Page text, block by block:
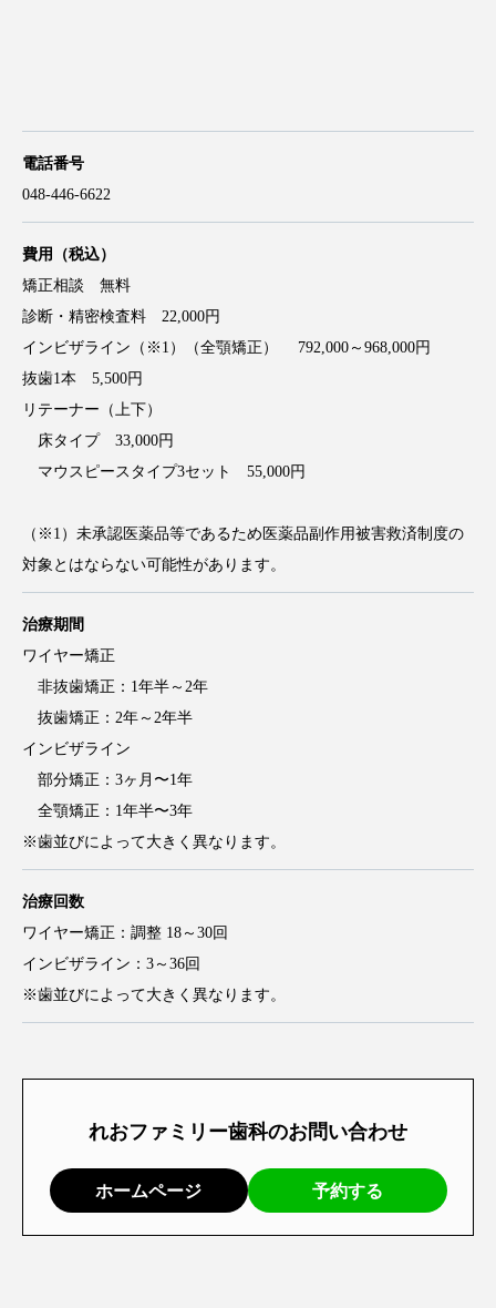
電話番号
048-446-6622
費用
（税込）
矯正相談 無料
診断・精密検査料 22,000円
インビザライン（※1）（全顎矯正） 792,000～968,000円
抜歯1本 5,500円
リテーナー（上下）
床タイプ 33,000円
マウスピースタイプ3セット 55,000円
（※1）未承認医薬品等であるため医薬品副作用被害救済制度の
対象とはならない可能性があります。
治療期間
ワイヤー矯正
非抜歯矯正：1年半～2年
抜歯矯正：2年～2年半
インビザライン
部分矯正：3ヶ月〜1年
全顎矯正：1年半〜3年
※歯並びによって大きく異なります。
治療回数
ワイヤー矯正：調整 18～30回
インビザライン：3～36回
※歯並びによって大きく異なります。
れおファミリー歯科のお問い合わせ
ホームページ 予約する